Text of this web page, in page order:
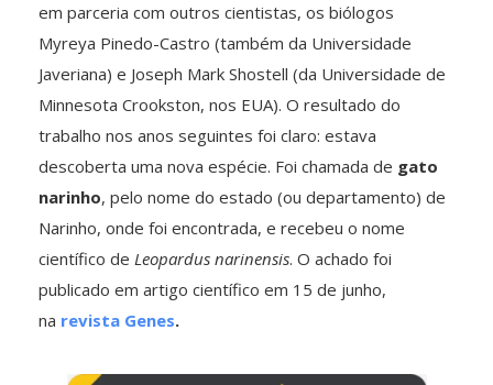
em parceria com outros cientistas, os biólogos
Myreya Pinedo-Castro (também da Universidade
Javeriana) e Joseph Mark Shostell (da Universidade de
Minnesota Crookston, nos EUA). O resultado do
trabalho nos anos seguintes foi claro: estava
descoberta uma nova espécie. Foi chamada de gato
narinho, pelo nome do estado (ou departamento) de
Narinho, onde foi encontrada, e recebeu o nome
científico de Leopardus narinensis. O achado foi
publicado em artigo científico em 15 de junho,
na revista Genes.